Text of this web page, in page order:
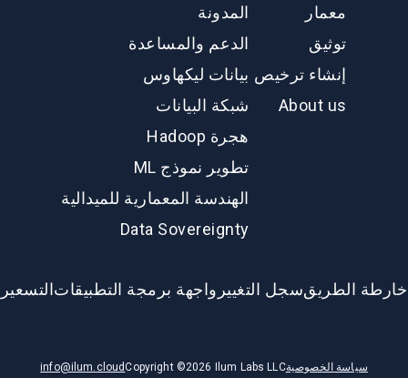
معمار
توثيق
إنشاء ترخيص
About us
المدونة
الدعم والمساعدة
بيانات ليكهاوس
شبكة البيانات
هجرة Hadoop
تطوير نموذج ML
الهندسة المعمارية للميدالية
Data Sovereignty
خارطة الطريقسجل التغيير واجهة برمجة التطبيقاتالتسعير
سياسة الخصوصية Copyright ©2026 Ilum Labs LLC
info@ilum.cloud